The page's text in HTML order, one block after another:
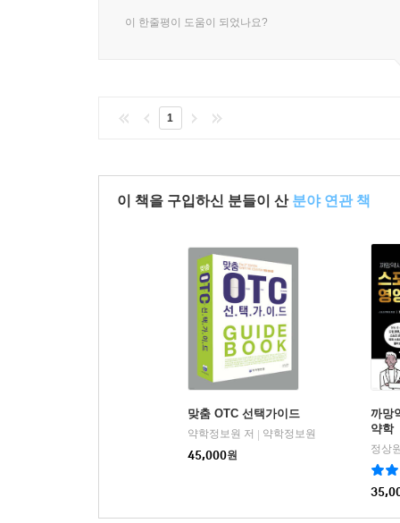
이 한줄평이 도움이 되었나요?
1
이 책을 구입하신 분들이 산 분야 연관 책
맞춤 OTC 선택가이드
약학정보원 저
약학정보원
45,000원
까망
약학
정상